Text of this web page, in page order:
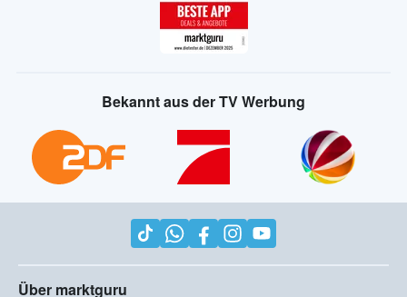
Bekannt aus der TV Werbung
Über marktguru